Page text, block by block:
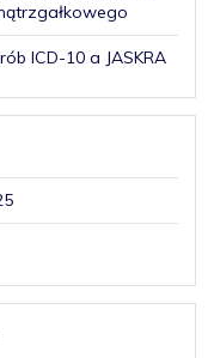
ICD-10 a JASKRA